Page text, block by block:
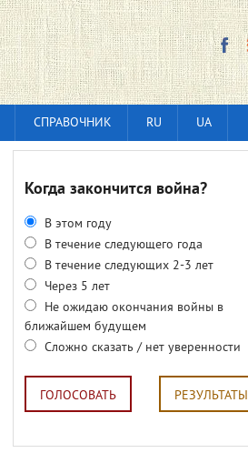
СПРАВОЧНИК RU UA
Когда закончится война?
В этом году
В течение следующего года
В течение следующих 2-3 лет
Через 5 лет
Не ожидаю окончания войны в
ближайшем будущем
Сложно сказать / нет уверенности
ГОЛОСОВАТЬ РЕЗУЛЬТАТЫ